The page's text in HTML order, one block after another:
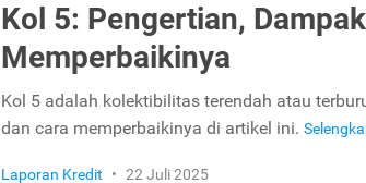
Kol 5: Pengertian,
Memperbaikinya
Kol 5 adalah kolektibilitas terendah atau
dan cara memperbaikinya di artikel ini.
Laporan Kredit • 22 Juli 2025